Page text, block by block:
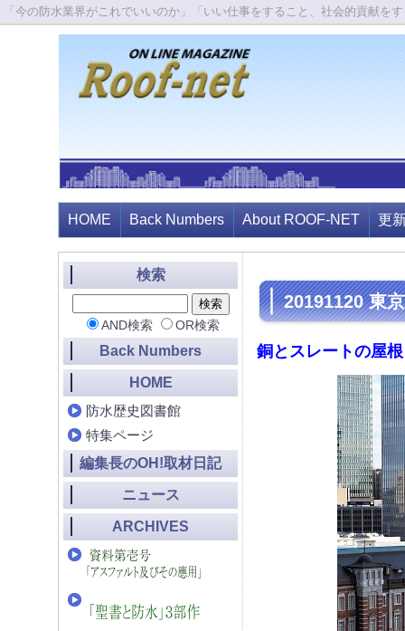
「今の防水業界がこれでいいのか」「いい仕事をすること、社会的貢献
HOME Back Numbers About ROOF-NET 更
20191120 東
銅とスレートの屋
検索
AND検索 OR検索
Back Numbers
HOME
防水歴史図書館
特集ページ
編集長のOH!取材日記
ニュース
ARCHIVES